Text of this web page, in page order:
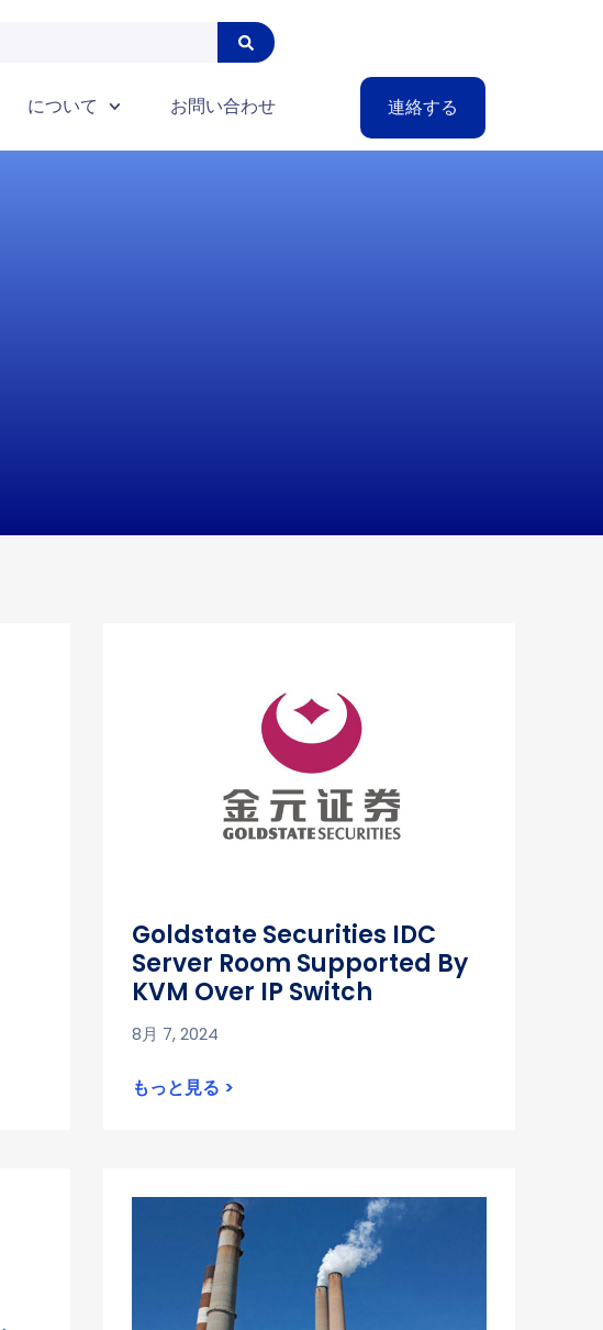
について お問い合わせ 連絡する
Goldstate Securities IDC
Server Room Supported By
KVM Over IP Switch
8月 7, 2024
もっと見る >